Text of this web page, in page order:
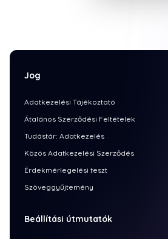
Jog
Adatkezelési Tájékoztató
Átalános Szerződési Feltételek
Tudástár: Adatkezelés
Közös Adatkezelési Szerződés
Érdekmérlegelési teszt
Szöveggyűjtemény
Beállítási útmutatók